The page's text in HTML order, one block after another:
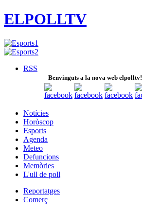
ELPOLLTV
RSS
Benvinguts a la nova web elpolltv!
Notícies
Horòscop
Esports
Agenda
Meteo
Defuncions
Memòries
L'ull de poll
Reportatges
Comerç